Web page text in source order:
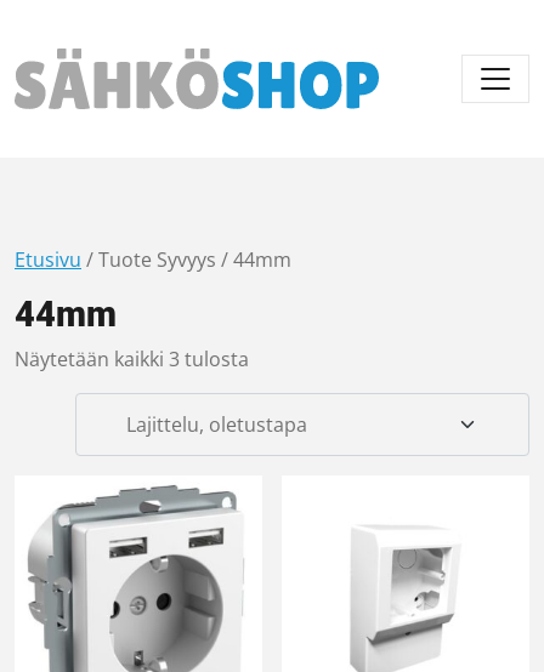
Päävalikko
Etusivu / Tuote Syvyys / 44mm
44mm
Näytetään kaikki 3 tulosta